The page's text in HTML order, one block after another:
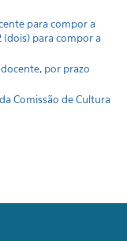
para compor a
(dois) para compor a
por prazo
Comissão de Cultura